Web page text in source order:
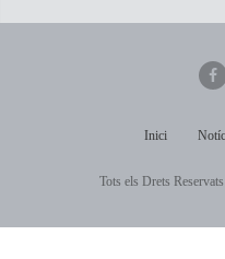
Inici
Tots els Drets Reservats